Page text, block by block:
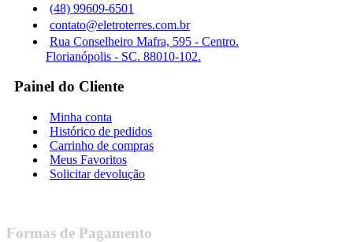
(48) 99609-6501
contato@eletroterres.com.br
Rua Conselheiro Mafra, 595 - Centro.
Florianópolis - SC. 88010-102.
Painel do Cliente
Minha conta
Histórico de pedidos
Carrinho de compras
Meus Favoritos
Solicitar devolução
Formas de Pagamento